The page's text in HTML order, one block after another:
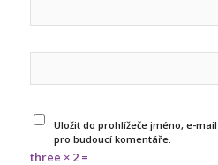
Uložit do prohlížeče jméno, e-
pro budoucí komentáře.
three × 2 =